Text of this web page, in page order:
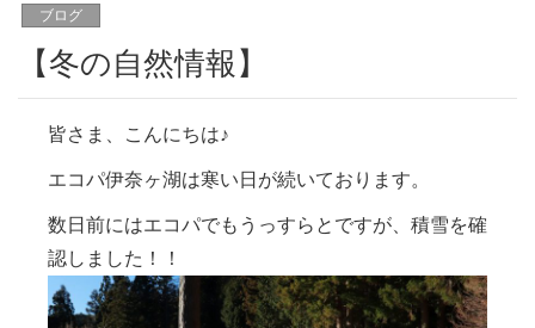
ブログ
【冬の自然情報】
皆さま、こんにちは♪
エコパ伊奈ヶ湖は寒い日が続いております。
数日前にはエコパでもうっすらとですが、積雪を確
認しました！！